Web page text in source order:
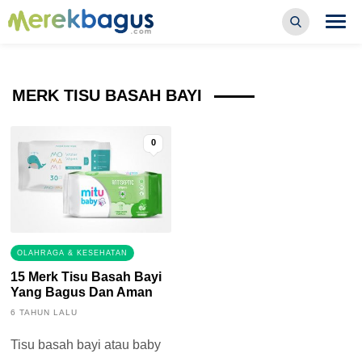
MERK TISU BASAH BAYI
0
OLAHRAGA & KESEHATAN
15 Merk Tisu Basah Bayi
Yang Bagus Dan Aman
6 TAHUN LALU
Tisu basah bayi atau baby